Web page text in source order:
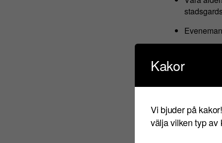
Kakor
Vi bjuder på
välja vilken typ